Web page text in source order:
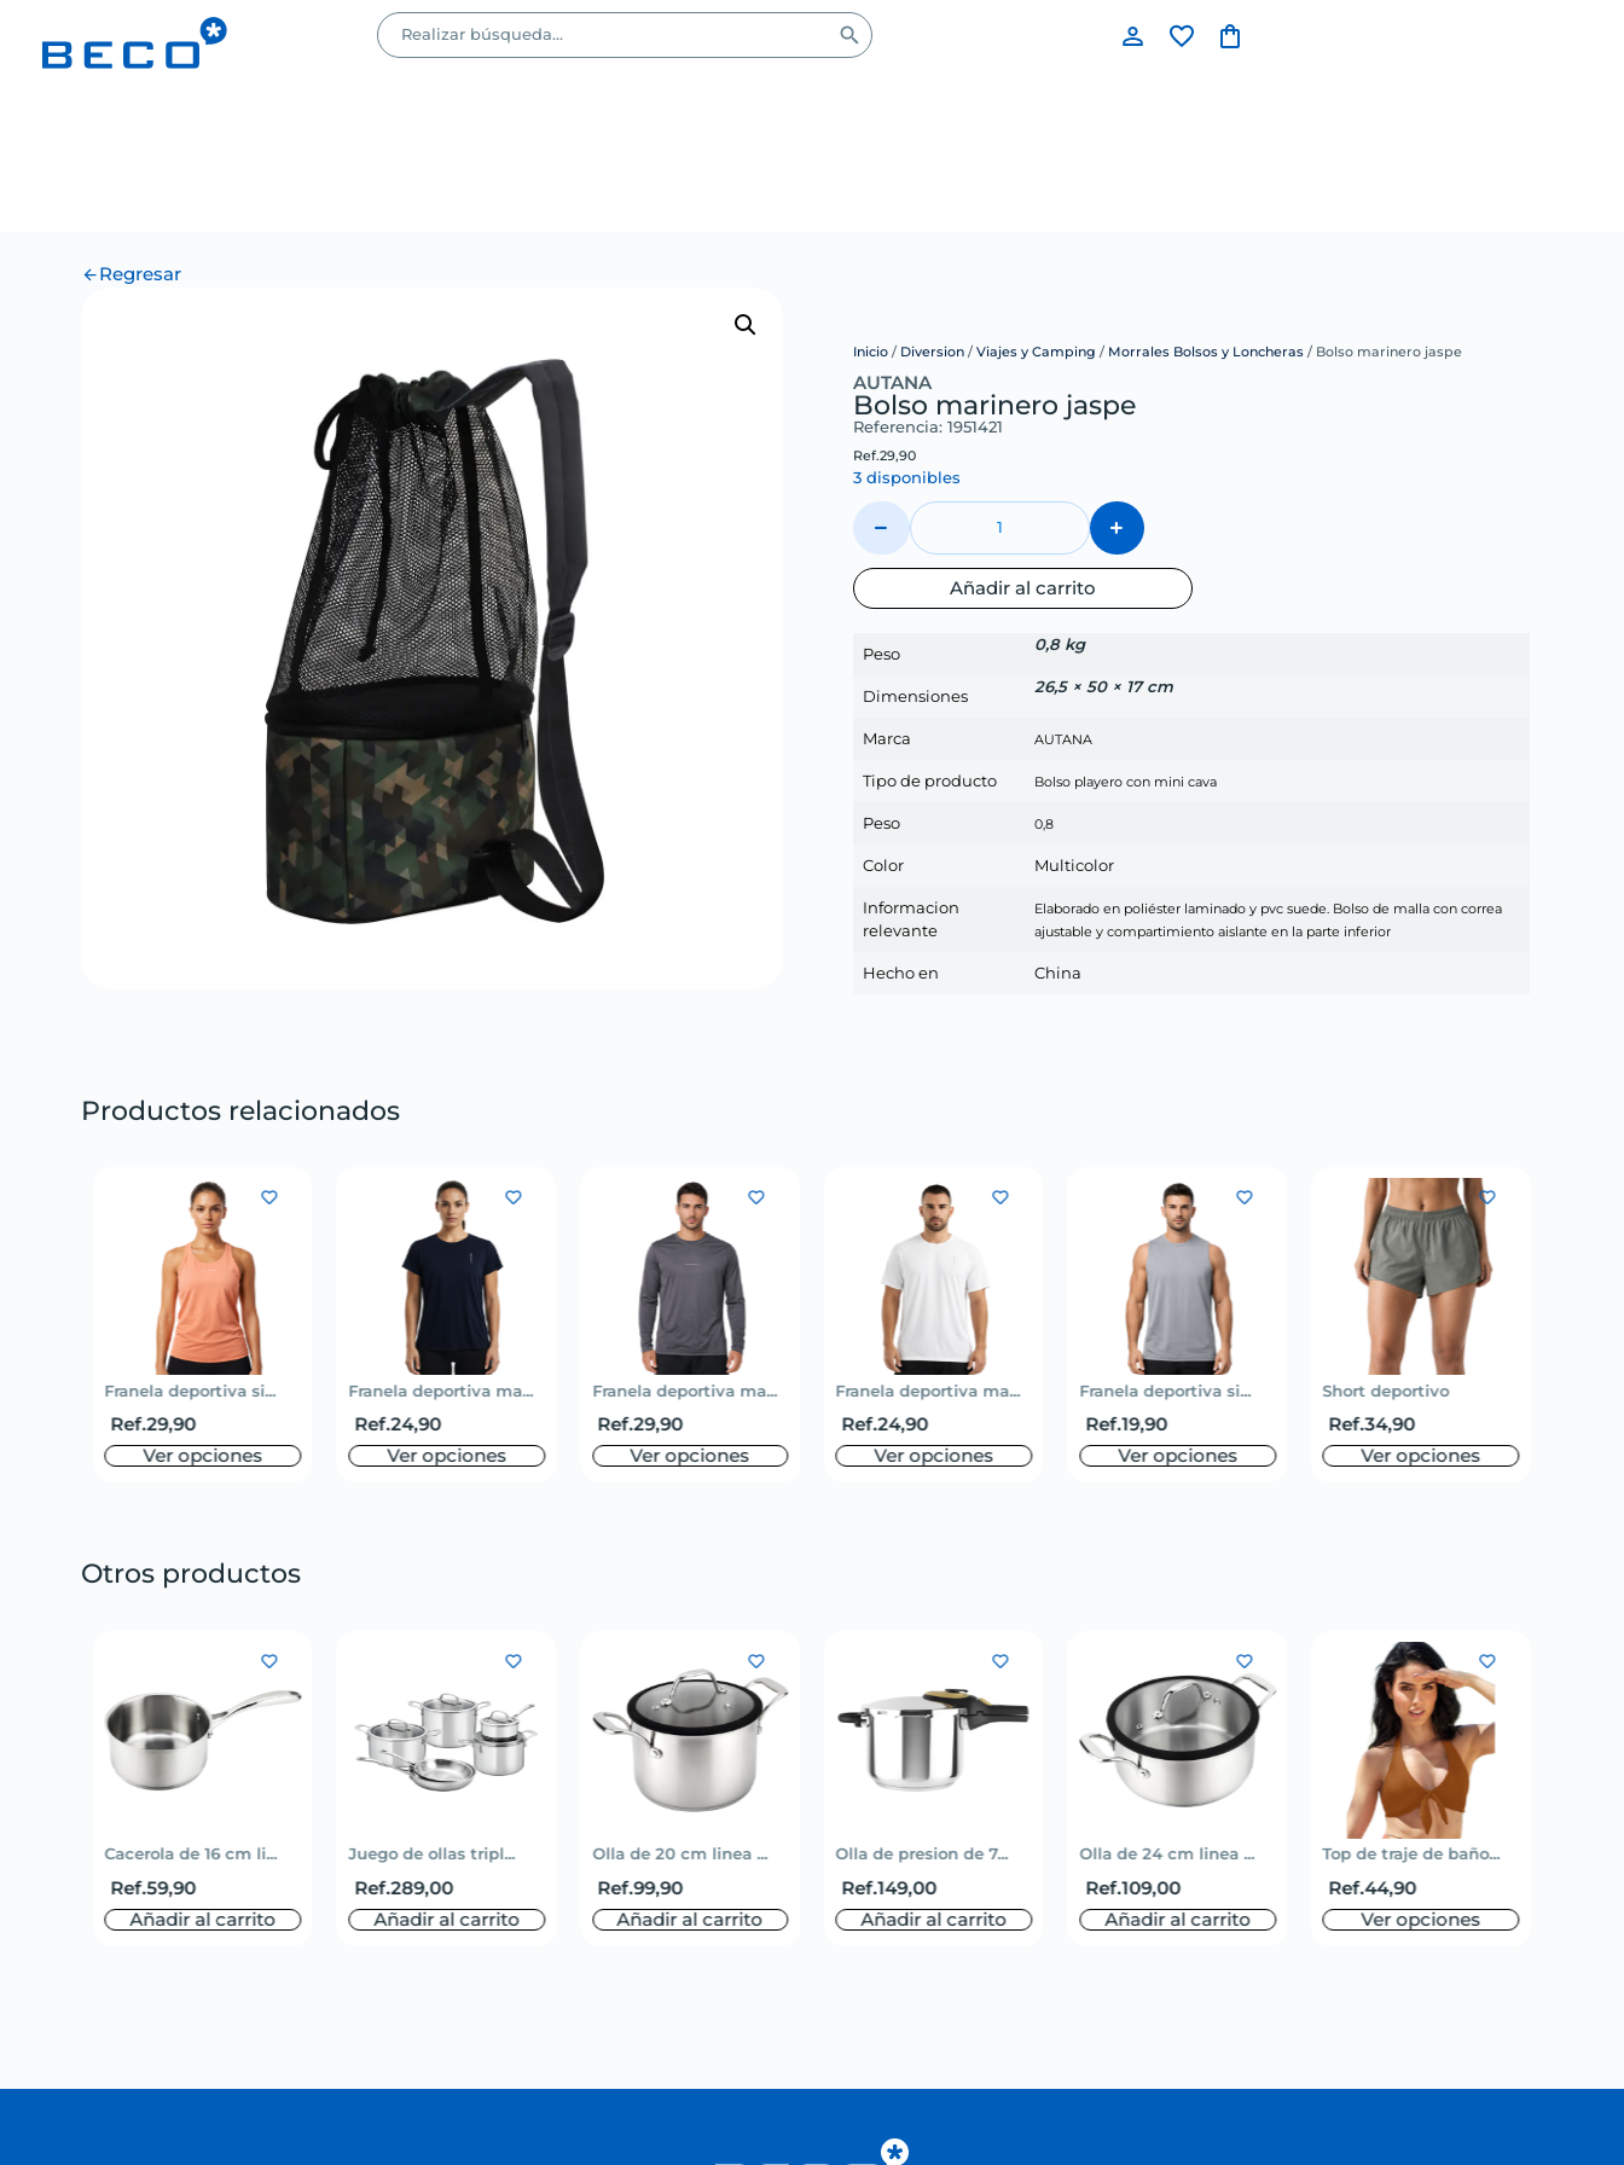
Regresar
Inicio / Diversion /Viajes y Camping / Morrales Bolsos y Loncheras / Bolso marinero jaspe
AUTANA
Bolso marinero jaspe
Referencia: 1951421
Ref.29,90
3 disponibles
Añadir al carrito
Peso 0,8 kg
Dimensiones 26,5 × 50 × 17 cm
Marca AUTANA
Tipo de producto Bolso playero con mini cava
Peso 0,8
Color Multicolor
Informacion
relevante
Elaborado en poliéster laminado y pvc suede. Bolso de malla con correa
ajustable y compartimiento aislante en la parte inferior
Hecho en China
Productos relacionados
Franela deportiva si...
Ref.29,90
Ver opciones
Franela deportiva ma...
Ref.24,90
Ver opciones
Franela deportiva ma...
Ref.29,90
Ver opciones
Franela deportiva ma...
Ref.24,90
Ver opciones
Franela deportiva si...
Ref.19,90
Ver opciones
Short deportivo
Ref.34,90
Ver opciones
Otros productos
Cacerola de 16 cm li...
Ref.59,90
Añadir al carrito
Juego de ollas tripl...
Ref.289,00
Añadir al carrito
Olla de 20 cm linea ...
Ref.99,90
Añadir al carrito
Olla de presion de 7...
Ref.149,00
Añadir al carrito
Olla de 24 cm linea ...
Ref.109,00
Añadir al carrito
Top de traje de baño...
Ref.44,90
Ver opciones